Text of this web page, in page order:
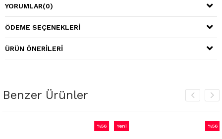
YORUMLAR(0)
ÖDEME SEÇENEKLERI
ÜRÜN ÖNERILERI
Benzer Ürünler
%56
%56
Yeni